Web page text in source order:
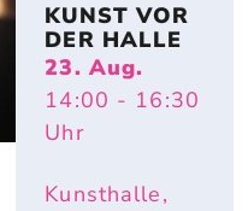
KUNST VOR
DER HALLE
23. Aug.
14:00 - 16:30
Uhr
Kunsthalle,